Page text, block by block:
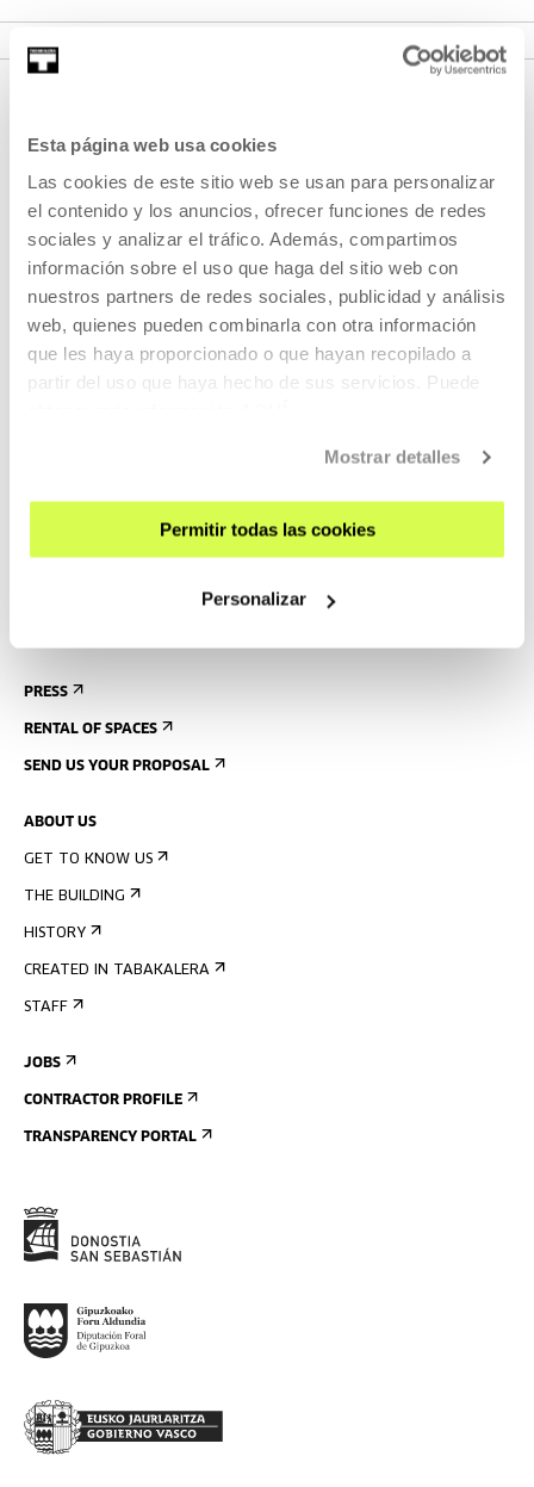
Esta página web usa cookies
Las cookies de este sitio web se usan para personalizar
el contenido y los anuncios, ofrecer funciones de redes
sociales y analizar el tráfico. Además, compartimos
información sobre el uso que haga del sitio web con
nuestros partners de redes sociales, publicidad y análisis
web, quienes pueden combinarla con otra información
que les haya proporcionado o que hayan recopilado a
partir del uso que haya hecho de sus servicios. Puede
Mostrar detalles
Permitir todas las cookies
Personalizar
UPCOMING EVENTS
VISIT US
ACCESSIBILITY
PRESS
RENTAL OF SPACES
SEND US YOUR PROPOSAL
ABOUT US
GET TO KNOW US
THE BUILDING
HISTORY
CREATED IN TABAKALERA
STAFF
JOBS
CONTRACTOR PROFILE
TRANSPARENCY PORTAL